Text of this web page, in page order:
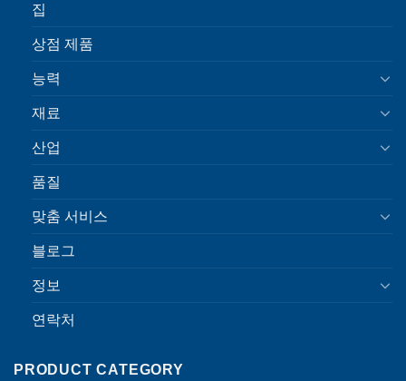
집
상점 제품
능력
재료
산업
품질
맞춤 서비스
블로그
정보
연락처
PRODUCT CATEGORY